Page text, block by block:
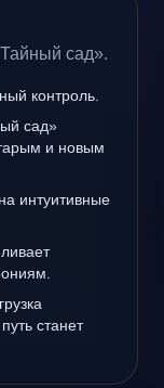
сад».
контроль.
сад»
и новым
интуитивные
станет